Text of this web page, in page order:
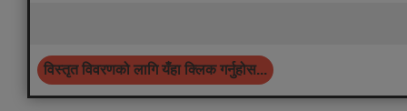
विस्तृत विवरणको लागि यँहा क्लिक गर्नुहोस...